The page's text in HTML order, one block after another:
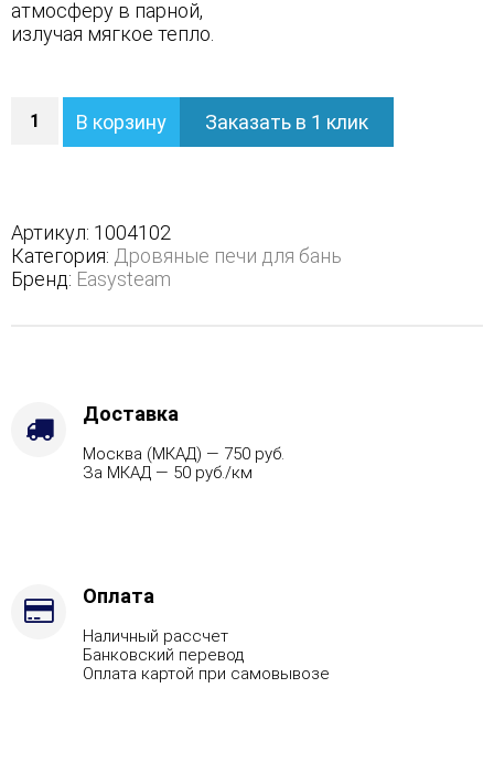
атмосферу в парной,
излучая мягкое тепло.
Печь
Анапа
кожухе
с
боковым
подключением
430,
Варианты
Газ
Комплектация
В корзину Заказать в 1 клик
Артикул: 1004102
Категория: Дровяные печи для бань
Бренд: Easysteam
Доставка
Москва (МКАД) — 750 руб.
За МКАД — 50 руб./км
Оплата
Наличный рассчет
Банковский перевод
Оплата картой при самовывозе